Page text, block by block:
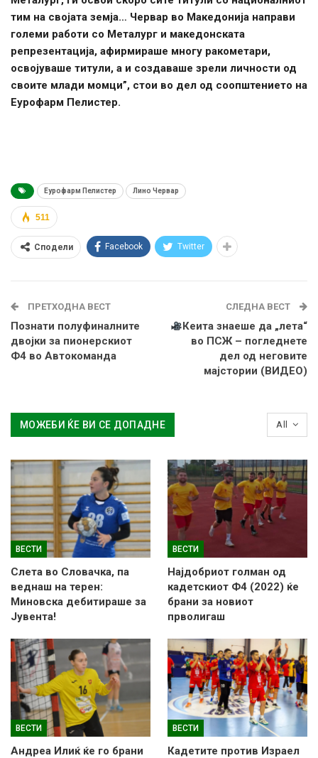
тим на својата земја… Червар во Македонија направи
големи работи со Металург и македонската
репрезентација, афирмираше многу ракометари,
освојуваше титули, а и создаваше зрели личности од
своите млади момци”, стои во дел од соопштението на
Еурофарм Пелистер.
Еурофарм Пелистер Лино Червар
511
Сподели Facebook Twitter
ПРЕТХОДНА ВЕСТ
Познати полуфиналните
двојки за пионерскиот
Ф4 во Автокоманда
СЛЕДНА ВЕСТ
Кеита знаеше да „лета“
во ПСЖ – погледнете
дел од неговите
мајстории (ВИДЕО)
All
МОЖЕБИ ЌЕ ВИ СЕ ДОПАДНЕ
ВЕСТИ
Слетa во Словачка, па
веднаш на терен:
Миновска дебитираше за
Јувента!
ВЕСТИ
Најдобриот голман од
кадетскиот Ф4 (2022) ќе
брани за новиот
прволигаш
ВЕСТИ
Андреа Илиќ ќе го брани
ВЕСТИ
Кадетите против Израел